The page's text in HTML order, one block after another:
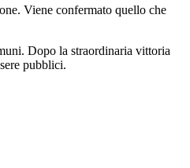
Viene confermato quello che
Dopo la straordinaria vittoria
pubblici.